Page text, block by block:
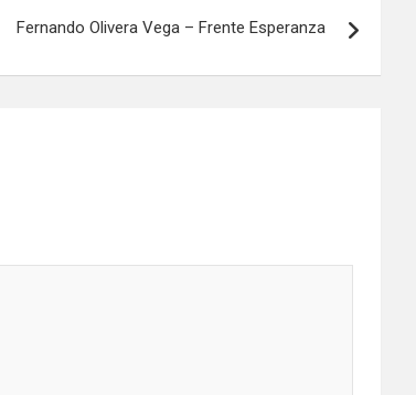
Fernando Olivera Vega – Frente Esperanza